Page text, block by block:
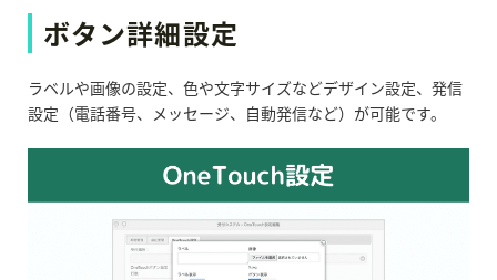
ボタン詳細設定
ラベルや画像の設定、 色や文字サイズなどデザイン設定、 発信
設定（電話番号、メッセージ、自動発信など）が可能です。